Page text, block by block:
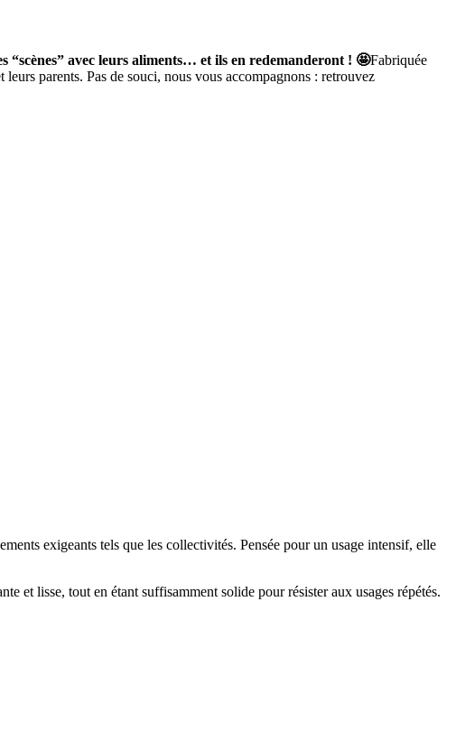
“scènes” avec leurs aliments… et ils en redemanderont ! 🤩Fabriquée
parents. Pas de souci, nous vous accompagnons : retrouvez
exigeants tels que les collectivités. Pensée pour un usage intensif, elle
et lisse, tout en étant suffisamment solide pour résister aux usages répétés.